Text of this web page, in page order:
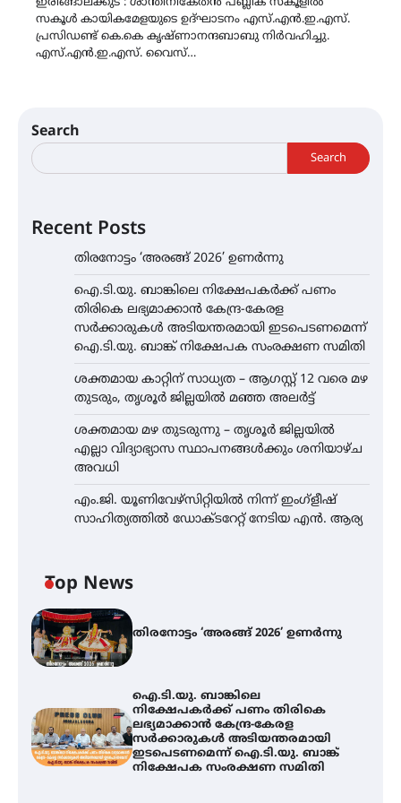
സകൂൾ കായികമേളയുടെ ഉദ്ഘാടനം എസ്.എൻ.ഇ.എസ്.
പ്രസിഡണ്ട് കെ.കെ കൃഷ്ണാനന്ദബാബു നിർവഹിച്ചു.
എസ്.എൻ.ഇ.എസ്. വൈസ്…
Search
Search
Recent Posts
തിരനോട്ടം ‘അരങ്ങ് 2026’ ഉണർന്നു
ഐ.ടി.യു. ബാങ്കിലെ നിക്ഷേപകർക്ക് പണം
തിരികെ ലഭ്യമാക്കാൻ കേന്ദ്ര-കേരള
സർക്കാരുകൾ അടിയന്തരമായി ഇടപെടണമെന്ന്
ഐ.ടി.യു. ബാങ്ക് നിക്ഷേപക സംരക്ഷണ സമിതി
ശക്തമായ കാറ്റിന് സാധ്യത – ആഗസ്റ്റ് 12 വരെ മഴ
തുടരും, തൃശൂർ ജില്ലയിൽ മഞ്ഞ അലർട്ട്
ശക്തമായ മഴ തുടരുന്നു – തൃശൂർ ജില്ലയിൽ
എല്ലാ വിദ്യാഭ്യാസ സ്ഥാപനങ്ങൾക്കും ശനിയാഴ്ച
അവധി
എം.ജി. യൂണിവേഴ്‌സിറ്റിയിൽ നിന്ന് ഇംഗ്ളീഷ്
സാഹിത്യത്തിൽ ഡോക്ടറേറ്റ് നേടിയ എൻ. ആര്യ
Top News
തിരനോട്ടം ‘അരങ്ങ് 2026’ ഉണർന്നു
ഐ.ടി.യു. ബാങ്കിലെ
നിക്ഷേപകർക്ക് പണം തിരികെ
ലഭ്യമാക്കാൻ കേന്ദ്ര-കേരള
സർക്കാരുകൾ അടിയന്തരമായി
ഇടപെടണമെന്ന് ഐ.ടി.യു. ബാങ്ക്
നിക്ഷേപക സംരക്ഷണ സമിതി